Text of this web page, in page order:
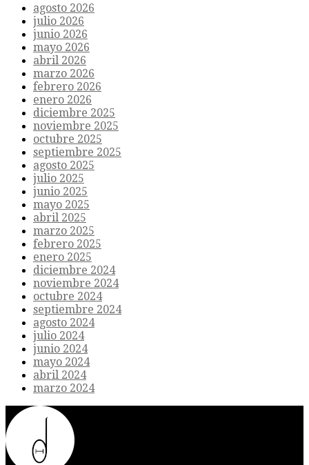
agosto 2026
julio 2026
junio 2026
mayo 2026
abril 2026
marzo 2026
febrero 2026
enero 2026
diciembre 2025
noviembre 2025
octubre 2025
septiembre 2025
agosto 2025
julio 2025
junio 2025
mayo 2025
abril 2025
marzo 2025
febrero 2025
enero 2025
diciembre 2024
noviembre 2024
octubre 2024
septiembre 2024
agosto 2024
julio 2024
junio 2024
mayo 2024
abril 2024
marzo 2024